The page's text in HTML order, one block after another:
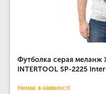
Футболка серая меланж
INTERTOOL SP-2225
Немає в наявності